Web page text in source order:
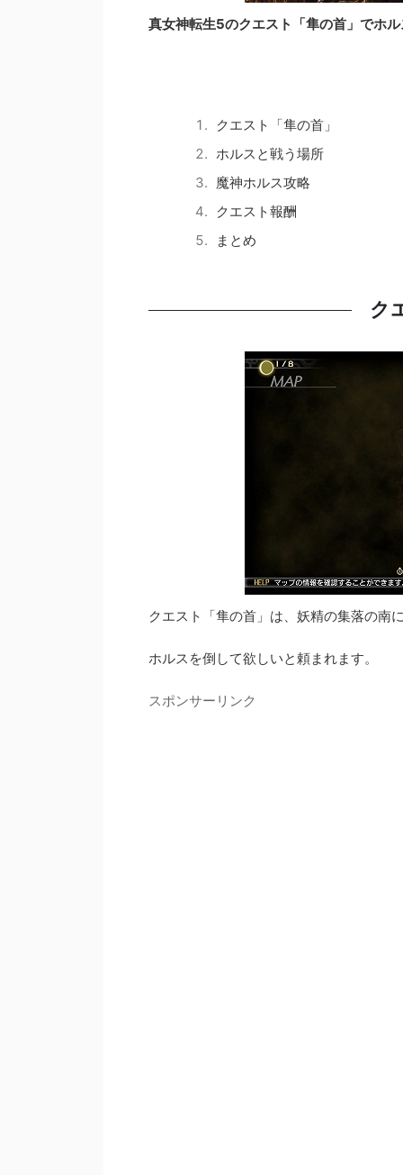
真女神転生5のクエスト「隼の首」でホ
クエスト「隼の首」
ホルスと戦う場所
魔神ホルス攻略
クエスト報酬
まとめ
ク
クエスト「隼の首」は、妖精の集落の南
ホルスを倒して欲しいと頼まれます。
スポンサーリンク